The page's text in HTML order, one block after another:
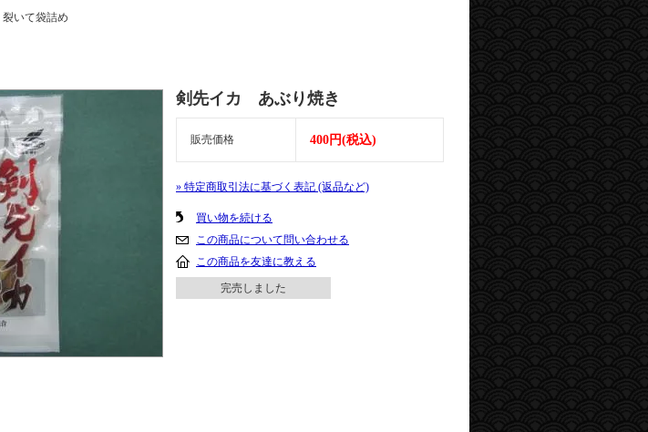
いて袋詰め
剣先イカ あぶり焼き
販売価格 400円(税込)
» 特定商取引法に基づく表記 (返品など)
買い物を続ける
この商品について問い合わせる
この商品を友達に教える
完売しました